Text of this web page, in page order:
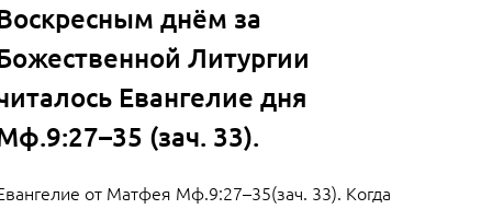
днём за
Литургии
Евангелие дня
(зач. 33).
от Матфея Мф.9:27–35(зач. 33). Когда